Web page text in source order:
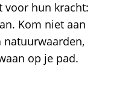
voor hun kracht:
Kom niet aan
natuurwaarden,
op je pad.